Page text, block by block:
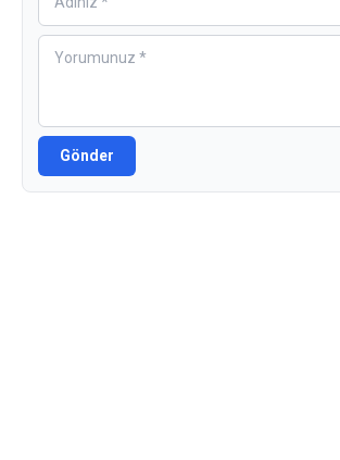
Gönder